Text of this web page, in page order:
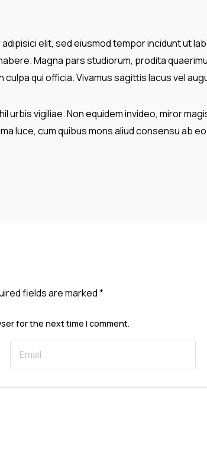
elit, sed eiusmod tempor incidunt ut
Magna pars studiorum, prodita
culpa qui officia. Vivamus sagittis lacus vel
urbis vigiliae. Non equidem invideo, miror
luce, cum quibus mons aliud consensu ab
fields are marked*
for the next time I comment.